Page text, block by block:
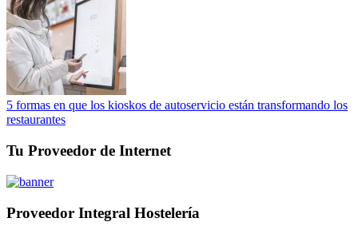
5 formas en que los kioskos de autoservicio están transformando los
restaurantes
Tu Proveedor de Internet
Proveedor Integral Hostelería